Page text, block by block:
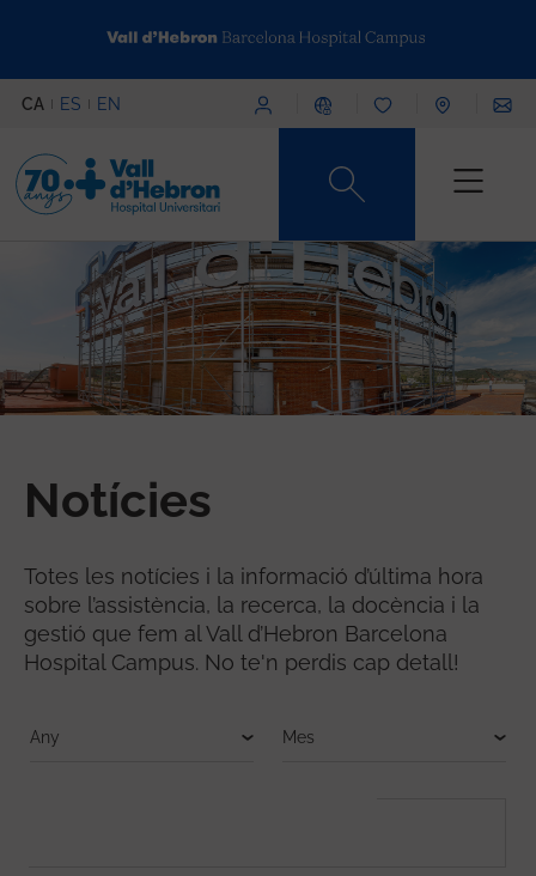
CA ES EN Menú superior
Content type
Notícies
Totes les notícies i la informació d’última hora
sobre l’assistència, la recerca, la docència i la
gestió que fem al Vall d’Hebron Barcelona
Hospital Campus. No te'n perdis cap detall!